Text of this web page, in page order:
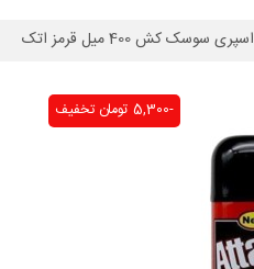
اسپری سوسک کش 400 میل قرمز اتک
تخفیف -5,300 تومان